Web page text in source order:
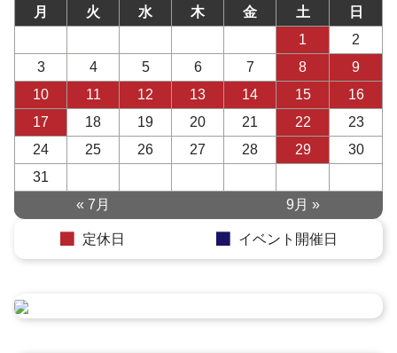
月
火 水 木 金 土
日
1
2
3
4 5 6 7 8
9
10
11 12 13 14 15
16
17
18 19 20 21 22
23
24
25 26 27 28 29
30
31
« 7月
9月 »
定休日 イベント開催日